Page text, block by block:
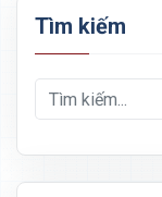
Tìm kiếm